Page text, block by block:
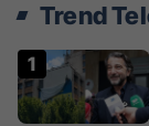
Trend